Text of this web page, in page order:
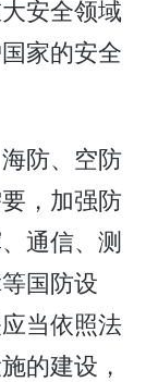
安全领域
家的安全
防、空防
，加强防
通信、测
国防设
当依照法
的建设，